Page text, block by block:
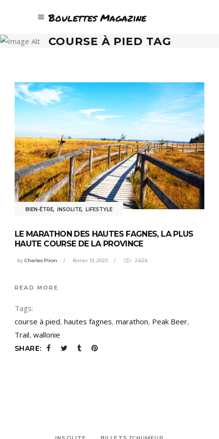
Boulettes Magazine
COURSE À PIED TAG
BIEN-ÊTRE, INSOLITE, LIFESTYLE
LE MARATHON DES HAUTES FAGNES, LA PLUS
HAUTE COURSE DE LA PROVINCE
byCharles Piron février 13, 2023 2.62k
READ MORE
Tags:
course à pied, hautes fagnes, marathon, Peak Beer,
Trail, wallonie
SHARE: